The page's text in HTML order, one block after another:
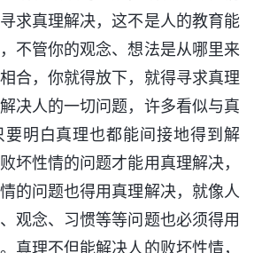
求真理解决，这不是人的教育能
不管你的观念、想法是从哪里来
合，你就得放下，就得寻求真理
决人的一切问题，许多看似与真
明白真理也都能间接地得到解
坏性情的问题才能用真理解决，
的问题也得用真理解决，就像人
观念、习惯等等问题也必须得用
真理不但能解决人的败坏性情，